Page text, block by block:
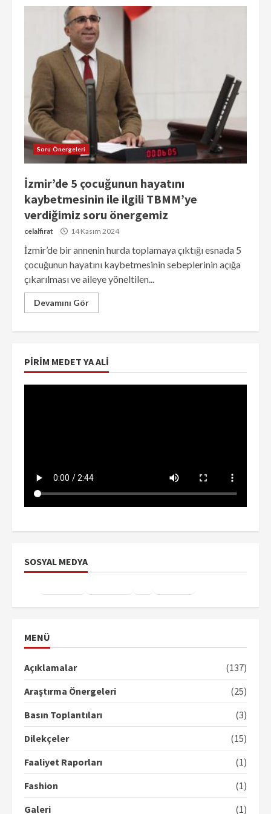
Soru Önergeleri
İzmir’de 5 çocuğunun hayatını
kaybetmesinin ile ilgili TBMM’ye
verdiğimiz soru önergemiz
celalfirat 14 Kasım 2024
İzmir’de bir annenin hurda toplamaya çıktığı esnada 5
çocuğunun hayatını kaybetmesinin sebeplerinin açığa
çıkarılması ve aileye yöneltilen...
Devamını Gör
PIRIM MEDET YA ALI
SOSYAL MEDYA
MENÜ
Açıklamalar
(137)
Araştırma Önergeleri
(25)
Basın Toplantıları
(3)
Dilekçeler
(15)
Faaliyet Raporları
(1)
Fashion
(1)
Galeri
(1)